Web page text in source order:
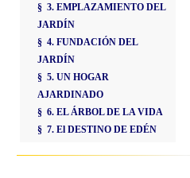
§ 3. EMPLAZAMIENTO DEL
JARDÍN
§ 4. FUNDACIÓN DEL
JARDÍN
§ 5. UN HOGAR
AJARDINADO
§ 6. EL ÁRBOL DE LA VIDA
§ 7. El DESTINO DE EDÉN